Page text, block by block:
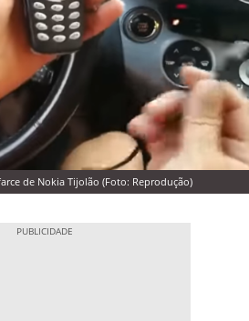
de Nokia Tijolão (Foto: Reprodução)